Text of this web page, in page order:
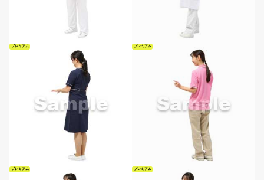
プレミアム プレミアム
プレミアム プレミアム